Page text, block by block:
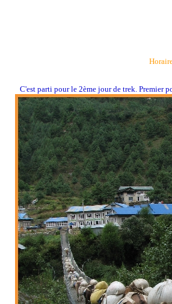
C'est parti pour le 2ème jour de trek. Premier